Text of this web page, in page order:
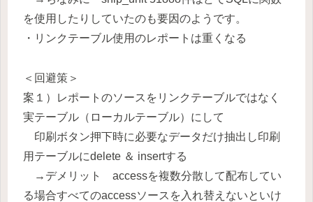
を使用したりしていたのも要因のようです。
・リンクテーブル使用のレポートは重くなる
＜回避策＞
案１）レポートのソースをリンクテーブルではなく
実テーブル（ローカルテーブル）にして
印刷ボタン押下時に必要なデータだけ抽出し印刷
用テーブルにdelete ＆ insertする
→デメリット accessを複数分散して配布してい
る場合すべてのaccessソースを入れ替えないといけ